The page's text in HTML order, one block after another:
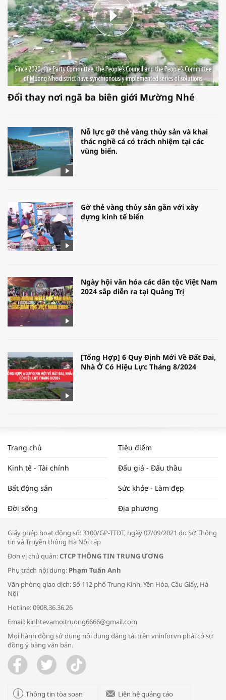
Đổi thay nơi ngã ba biên giới Mường Nhé
Nỗ lực gỡ thẻ vàng thủy sản và khai
thác nghề cá có trách nhiệm tại các
vùng biển.
Gỡ thẻ vàng thủy sản gắn với xây
dựng kinh tế biển
Ngày hội văn hóa các dân tộc Việt Nam
2024 sắp diễn ra tại Quảng Trị
[Tổng Hợp] 6 Quy Định Mới Về Đất Đai,
Nhà Ở Có Hiệu Lực Tháng 8/2024
NAM NĂM 2024 VÀ NĂM 2025 | NHỊP
ĐẬP THỊ TRƯỜNG #62
Tọa đàm “Xúc tiến thương mại: Khơi
Bác sĩ tư vấn cách phòng tránh bệnh
Trao yêu thương cho em
Trang chủ Tiêu điểm
Kinh tế - Tài chính Đấu giá - Đấu thầu
Bất động sản Sức khỏe - Làm đẹp
Đời sống Địa phương
Giấy phép hoạt động số: 3100/GP-TTĐT, ngày 07/09/2021 do Sở Thông
tin và Truyền thông Hà Nội cấp
Đơn vị chủ quản:CTCP THÔNG TIN TRUNG ƯƠNG
Phụ trách nội dung: Phạm Tuấn Anh
Văn phòng giao dịch: Số 112 phố Trung Kính, Yên Hòa, Cầu Giấy, Hà
Nội
Hotline: 0908.36.36.26
Email: kinhtevamoitruong6666@gmail.com
Mọi hành động sử dụng nội dung đăng tải trên vninfor.vn phải có sự
đồng ý bằng văn bản.
Thông tin tòa soạn Liên hệ quảng cáo